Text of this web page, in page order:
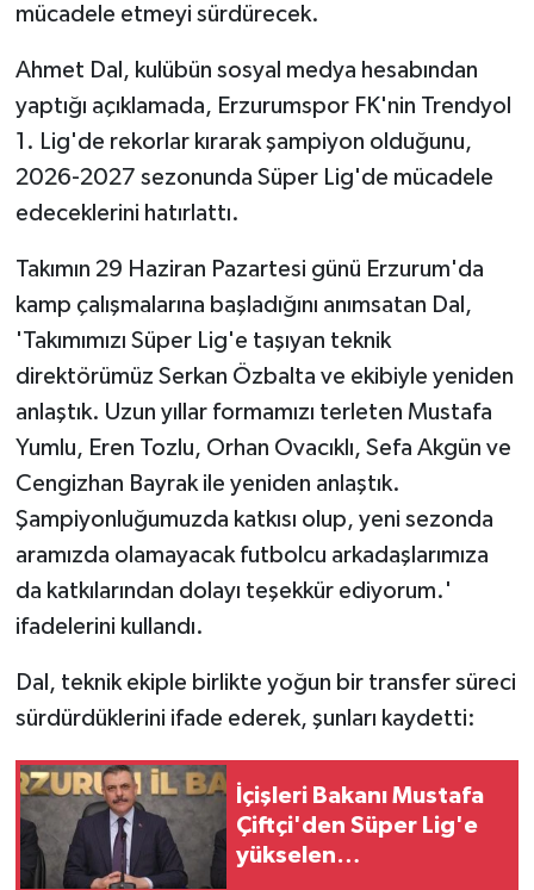
mücadele etmeyi sürdürecek.
Ahmet Dal, kulübün sosyal medya hesabından
yaptığı açıklamada, Erzurumspor FK'nin Trendyol
1. Lig'de rekorlar kırarak şampiyon olduğunu,
2026-2027 sezonunda Süper Lig'de mücadele
edeceklerini hatırlattı.
Takımın 29 Haziran Pazartesi günü Erzurum'da
kamp çalışmalarına başladığını anımsatan Dal,
'Takımımızı Süper Lig'e taşıyan teknik
direktörümüz Serkan Özbalta ve ekibiyle yeniden
anlaştık. Uzun yıllar formamızı terleten Mustafa
Yumlu, Eren Tozlu, Orhan Ovacıklı, Sefa Akgün ve
Cengizhan Bayrak ile yeniden anlaştık.
Şampiyonluğumuzda katkısı olup, yeni sezonda
aramızda olamayacak futbolcu arkadaşlarımıza
da katkılarından dolayı teşekkür ediyorum.'
ifadelerini kullandı.
Dal, teknik ekiple birlikte yoğun bir transfer süreci
sürdürdüklerini ifade ederek, şunları kaydetti:
İçişleri Bakanı Mustafa
Çiftçi'den Süper Lig'e
yükselen